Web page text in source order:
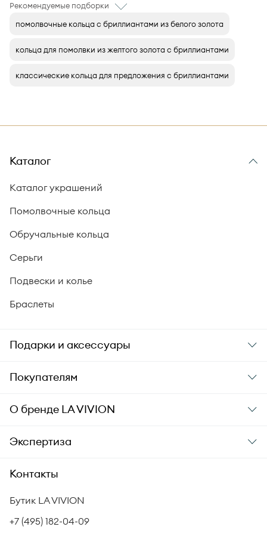
Рекомендуемые подборки
помолвочные кольца с бриллиантами из белого золота
кольца для помолвки из желтого золота с бриллиантами
классические кольца для предложения с бриллиантами
Каталог
Каталог украшений
Помолвочные кольца
Обручальные кольца
Серьги
Подвески и колье
Браслеты
Подарки и аксессуары
Подарки
Уход за украшениями
Аксессуары
Покупателям
Заказ и оплата
Гарантия подлинности
Комплект документов
Политика возврата
Сертификация бриллиантов
О бренде LA VIVION
О компании
СМИ о нас
Корпоративный портал
Экспертиза
Академия LA VIVION
Статьи
Контакты
Бутик LA VIVION
+7 (495) 182-04-09